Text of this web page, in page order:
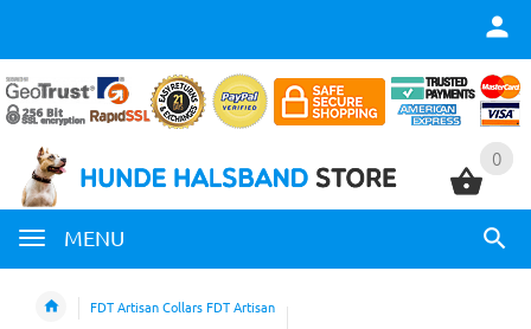
0
MENU
0
FDT Artisan Collars FDT Artisan